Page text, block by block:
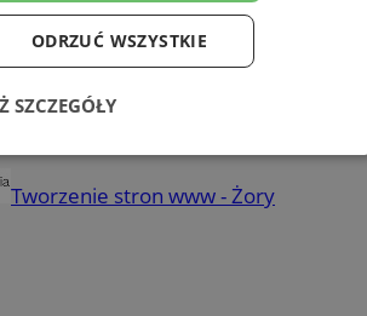
Tworzenie stron www - Żory
ODRZUĆ WSZYSTKIE
SZCZEGÓŁY
Wydajność Targetowanie